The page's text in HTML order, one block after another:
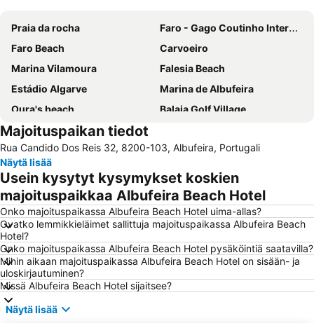
Praia da rocha
Faro - Gago Coutinho International Airport
Faro Beach
Carvoeiro
Marina Vilamoura
Falesia Beach
Estádio Algarve
Marina de Albufeira
Oura's beach
Balaia Golf Village
Albufeira Train Station
Aldeia das Açoteias
Carvoeiro Beach
Sesmarias
Meia Praia
Alemães Beach
Olhos de Água
Catedral de Faro
Autodrómo Internacional Algarve
Bom Dia
Barra da Fuseta Beach
Coelha Beach
Roja Pé
Paderne
Vale do Lobo Resort
Afurada Beach
Estação de Caminhos de Ferro de Faro
Majoituspaikan tiedot
Rua Candido Dos Reis 32, 8200-103, Albufeira, Portugali
Näytä lisää
Usein kysytyt kysymykset koskien
majoituspaikkaa Albufeira Beach Hotel
Onko majoituspaikassa Albufeira Beach Hotel uima-allas?
Ovatko lemmikkieläimet sallittuja majoituspaikassa Albufeira Beach
Hotel?
Onko majoituspaikassa Albufeira Beach Hotel pysäköintiä saatavilla?
Mihin aikaan majoituspaikassa Albufeira Beach Hotel on sisään- ja
uloskirjautuminen?
Missä Albufeira Beach Hotel sijaitsee?
Näytä lisää